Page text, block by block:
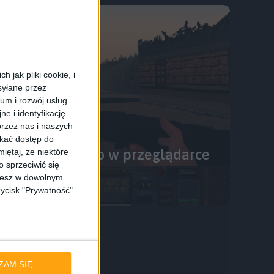
jak pliki cookie, i
przez
i rozwój usług.
i identyfikację
nas i naszych
dostęp do
że niektóre
sprzeciwić się
w dowolnym
"Prywatność"
SIĘ
i to za darmo w przeglądarce
#23